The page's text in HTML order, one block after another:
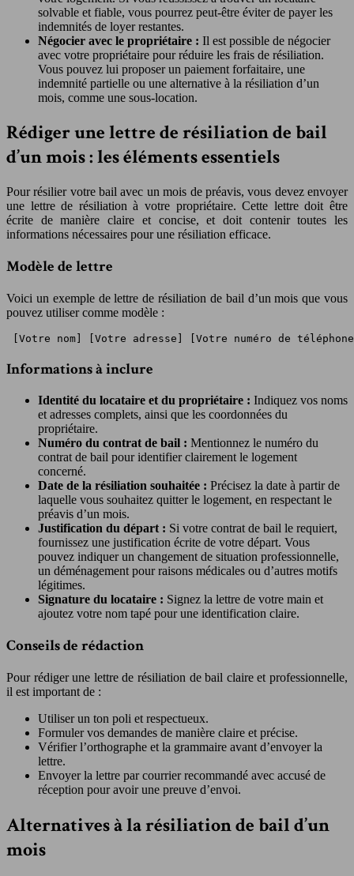
solvable et fiable, vous pourrez peut-être éviter de payer les
indemnités de loyer restantes.
Négocier avec le propriétaire : Il est possible de négocier
avec votre propriétaire pour réduire les frais de résiliation.
Vous pouvez lui proposer un paiement forfaitaire, une
indemnité partielle ou une alternative à la résiliation d’un
mois, comme une sous-location.
Rédiger une lettre de résiliation de bail
d’un mois : les éléments essentiels
Pour résilier votre bail avec un mois de préavis, vous devez envoyer
une lettre de résiliation à votre propriétaire. Cette lettre doit être
écrite de manière claire et concise, et doit contenir toutes les
informations nécessaires pour une résiliation efficace.
Modèle de lettre
Voici un exemple de lettre de résiliation de bail d’un mois que vous
pouvez utiliser comme modèle :
[Votre nom] [Votre adresse] [Votre numéro de
Informations à inclure
Identité du locataire et du propriétaire : Indiquez vos noms
et adresses complets, ainsi que les coordonnées du
propriétaire.
Numéro du contrat de bail : Mentionnez le numéro du
contrat de bail pour identifier clairement le logement
concerné.
Date de la résiliation souhaitée : Précisez la date à partir de
laquelle vous souhaitez quitter le logement, en respectant le
préavis d’un mois.
Justification du départ : Si votre contrat de bail le requiert,
fournissez une justification écrite de votre départ. Vous
pouvez indiquer un changement de situation professionnelle,
un déménagement pour raisons médicales ou d’autres motifs
légitimes.
Signature du locataire : Signez la lettre de votre main et
ajoutez votre nom tapé pour une identification claire.
Conseils de rédaction
Pour rédiger une lettre de résiliation de bail claire et professionnelle,
il est important de :
Utiliser un ton poli et respectueux.
Formuler vos demandes de manière claire et précise.
Vérifier l’orthographe et la grammaire avant d’envoyer la
lettre.
Envoyer la lettre par courrier recommandé avec accusé de
réception pour avoir une preuve d’envoi.
Alternatives à la résiliation de bail d’un
mois